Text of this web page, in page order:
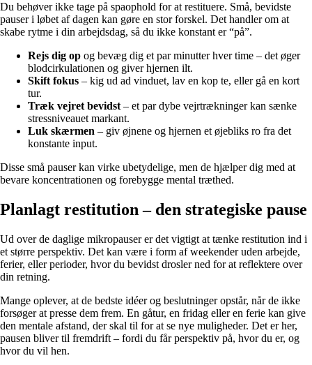
Du behøver ikke tage på spaophold for at restituere. Små, bevidste
pauser i løbet af dagen kan gøre en stor forskel. Det handler om at
skabe rytme i din arbejdsdag, så du ikke konstant er “på”.
Rejs dig op og bevæg dig et par minutter hver time – det øger
blodcirkulationen og giver hjernen ilt.
Skift fokus – kig ud ad vinduet, lav en kop te, eller gå en kort
tur.
Træk vejret bevidst– et par dybe vejrtrækninger kan sænke
stressniveauet markant.
Luk skærmen – giv øjnene og hjernen et øjebliks ro fra det
konstante input.
Disse små pauser kan virke ubetydelige, men de hjælper dig med at
bevare koncentrationen og forebygge mental træthed.
Planlagt restitution – den strategiske pause
Ud over de daglige mikropauser er det vigtigt at tænke restitution ind i
et større perspektiv. Det kan være i form af weekender uden arbejde,
ferier, eller perioder, hvor du bevidst drosler ned for at reflektere over
din retning.
Mange oplever, at de bedste idéer og beslutninger opstår, når de ikke
forsøger at presse dem frem. En gåtur, en fridag eller en ferie kan give
den mentale afstand, der skal til for at se nye muligheder. Det er her,
pausen bliver til fremdrift – fordi du får perspektiv på, hvor du er, og
hvor du vil hen.